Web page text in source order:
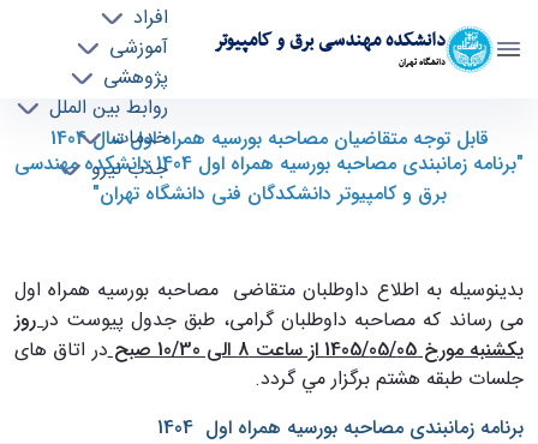
دانشکده مهندسی برق و کامپیوتر
دانشگاه تهران
افراد
آموزشی
پژوهشی
روابط بین الملل
خدمات
جذب نیرو
قابل توجه متقاضیان مصاحبه بورسيه همراه اول
سال 1404 "برنامه زمانبندی مصاحبه بورسيه همراه
اول 1404 دانشکده مهندسی برق و کامپیوتر
قابل توجه متقاضیان مصاحبه بورسيه همراه اول سال 1404
"برنامه زمانبندی مصاحبه بورسيه همراه اول 1404 دانشکده مهندسی
برق و کامپیوتر دانشکدگان فنی دانشگاه تهران"
بدينوسيله به اطلاع داوطلبان متقاضی مصاحبه بورسيه همراه اول
می رساند که مصاحبه داوطلبان گرامی، طبق جدول پیوست درروز
يكشنبه مورخ 05/‏05/‏1405 از ساعت 8 الی 10/30 صبح
در اتاق های
جلسات طبقه هشتم برگزار مي گردد.
برنامه زمانبندی مصاحبه بورسيه همراه اول 1404